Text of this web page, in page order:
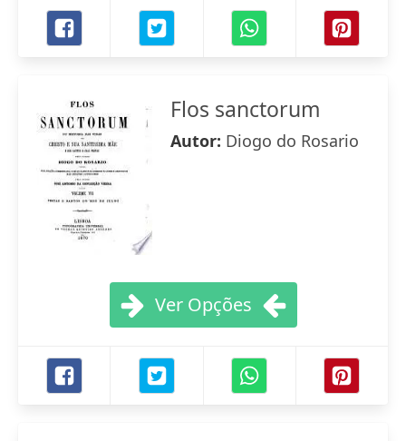
Flos sanctorum
Autor: Diogo do Rosario
Ver Opções